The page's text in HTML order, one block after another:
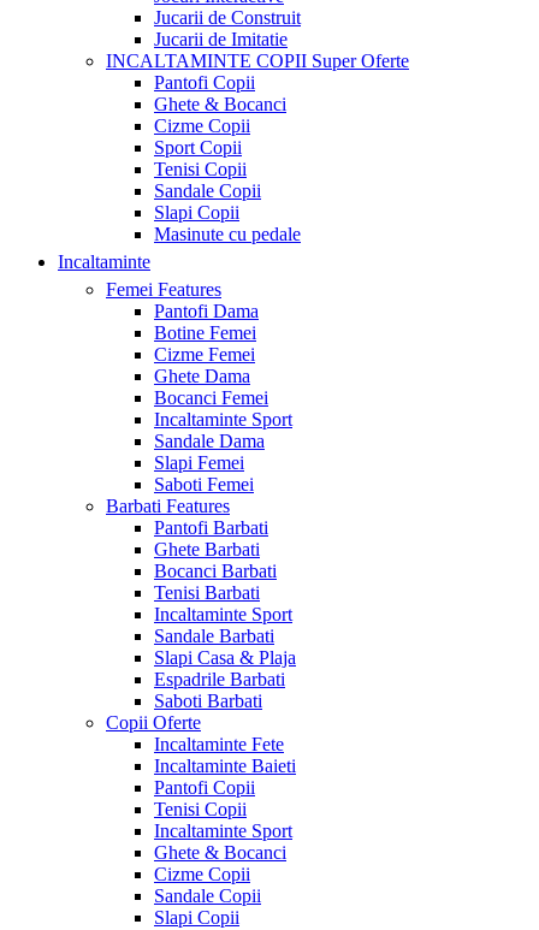
Jucarii de Construit
Jucarii de Imitatie
INCALTAMINTE COPII Super Oferte
Pantofi Copii
Ghete & Bocanci
Cizme Copii
Sport Copii
Tenisi Copii
Sandale Copii
Slapi Copii
Masinute cu pedale
Incaltaminte
Femei Features
Pantofi Dama
Botine Femei
Cizme Femei
Ghete Dama
Bocanci Femei
Incaltaminte Sport
Sandale Dama
Slapi Femei
Saboti Femei
Barbati Features
Pantofi Barbati
Ghete Barbati
Bocanci Barbati
Tenisi Barbati
Incaltaminte Sport
Sandale Barbati
Slapi Casa & Plaja
Espadrile Barbati
Saboti Barbati
Copii Oferte
Incaltaminte Fete
Incaltaminte Baieti
Pantofi Copii
Tenisi Copii
Incaltaminte Sport
Ghete & Bocanci
Cizme Copii
Sandale Copii
Slapi Copii